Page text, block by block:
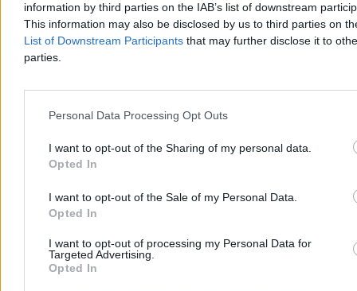
information by third parties on the IAB’s list of downstream
This information may also be disclosed by us to third parties on
List of Downstream Participants that may further disclose it to
parties.
Personal Data Processing Opt Outs
I want to opt-out of the Sharing of my personal data.
Opted In
I want to opt-out of the Sale of my Personal Data.
Opted In
I want to opt-out of processing my Personal Data for
Targeted Advertising.
Opted In
Na jeziorze Seksty w powiecie piskim wywróciły się cztery jachty z
uczestnikami obozu. Do wody trafiło 31 dzieci i sześciu opiekunów.
Jak przekazały służby, poszkodowani mieli na sonie kamizelki
ratunkowe, które mogły uratować im życie.
Reklama